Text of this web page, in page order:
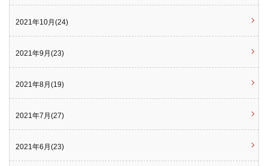
2021年10月(24)
2021年9月(23)
2021年8月(19)
2021年7月(27)
2021年6月(23)